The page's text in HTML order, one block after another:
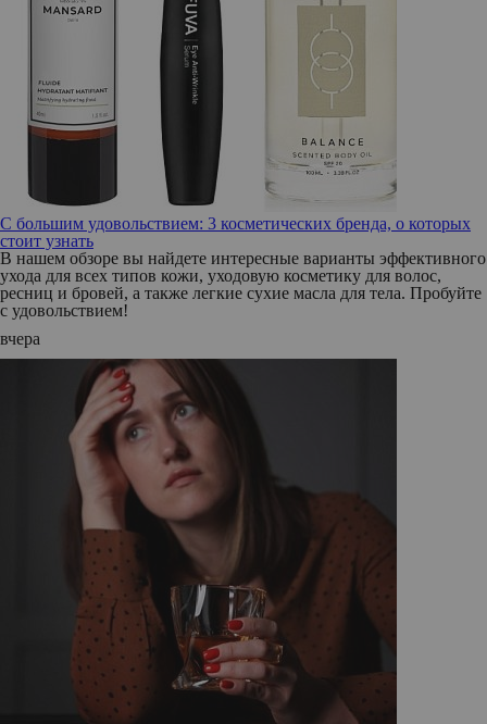
С большим удовольствием: 3 косметических бренда, о которых
стоит узнать
В нашем обзоре вы найдете интересные варианты эффективного
ухода для всех типов кожи, уходовую косметику для волос,
ресниц и бровей, а также легкие сухие масла для тела. Пробуйте
с удовольствием!
вчера